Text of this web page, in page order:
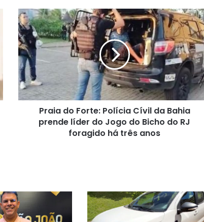
Praia
do
Forte:
Polícia
Cívil
da
Bahia
prende
líder
três
anos
Praia do Forte: Polícia Cívil da Bahia
prende líder do Jogo do Bicho do RJ
foragido há três anos